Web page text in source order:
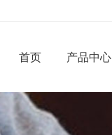
首页 产品中心